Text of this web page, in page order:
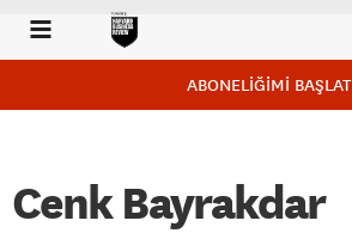
ABONELİĞİMİ BAŞLAT
Cenk Bayrakdar